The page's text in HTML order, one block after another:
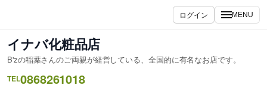
ス
キ
ッ
ログイン MENU
イナバ化粧品店
B'zの稲葉さんのご両親が経営している、全国的に有名なお店です。
TEL0868261018